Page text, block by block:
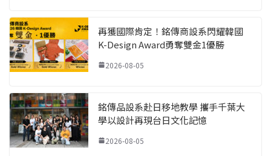
再獲國際肯定！銘傳商設系閃耀韓國
K-Design Award勇奪雙金1優勝
2026-08-05
銘傳品設系赴日移地教學 攜手千葉大
學以設計再現台日文化記憶
2026-08-05